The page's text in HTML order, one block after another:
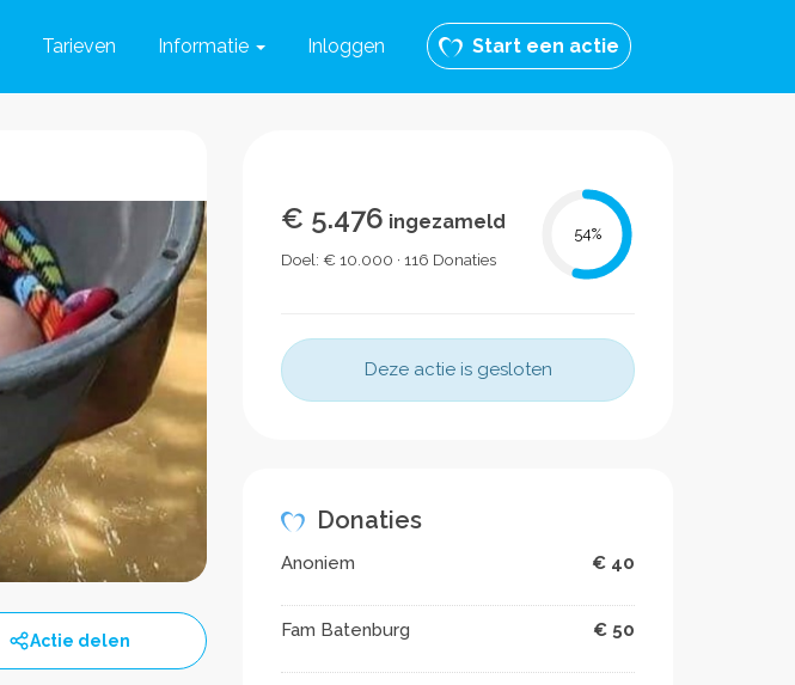
Tarieven Informatie Inloggen Start een actie
Actie delen
€ 5.476 ingezameld
Doel: € 10.000 · 116 Donaties
54%
Deze actie is gesloten
Donaties
Anoniem € 40
Fam Batenburg € 50